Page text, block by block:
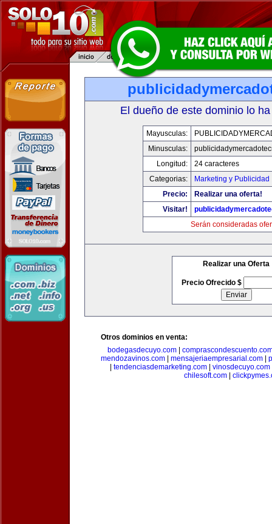
El dueño de este dominio lo
Mayusculas:
Minusculas:
Longitud:
24 caracteres
Categorias:
Marketing y Publicidad
Precio:
Realizar una oferta!
Visitar!
Serán consideradas
Realizar una Oferta
Precio Ofrecido $
Otros dominios en venta:
bodegasdecuyo.com
mendozavinos.com
mensajeriaempresarial.com
tendenciasdemarketing.com| vinosdecuyo.com
chilesoft.com